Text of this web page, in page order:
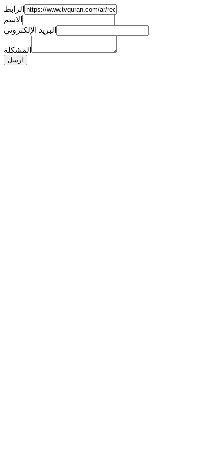
الرابط
الاسم
البريد الإلكتروني
المشكلة
ارسل